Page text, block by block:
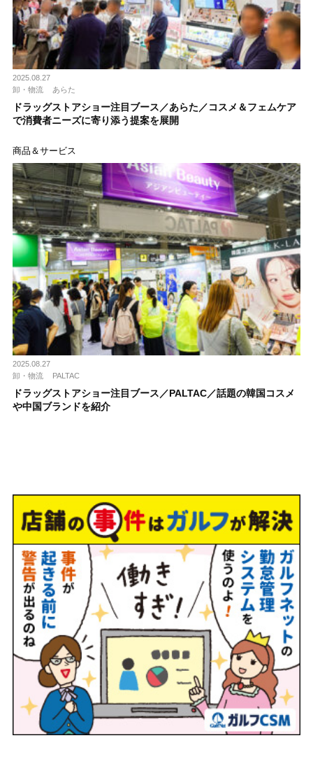
2025.08.27
卸・物流
あらた
ドラッグストアショー注目ブース／あらた／コスメ＆フェムケア
で消費者ニーズに寄り添う提案を展開
商品＆サービス
2025.08.27
卸・物流
PALTAC
ドラッグストアショー注目ブース／PALTAC／話題の韓国コスメ
や中国ブランドを紹介